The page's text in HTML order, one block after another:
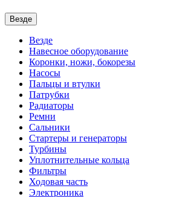
Везде
Везде
Навесное оборудование
Коронки, ножи, бокорезы
Насосы
Пальцы и втулки
Патрубки
Радиаторы
Ремни
Сальники
Стартеры и генераторы
Турбины
Уплотнительные кольца
Фильтры
Ходовая часть
Электроника